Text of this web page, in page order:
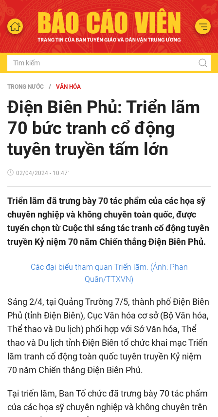
TRONG NƯỚC VĂN HÓA
Điện Biên Phủ: Triển lãm
70 bức tranh cổ động
tuyên truyền tấm lớn
02/04/2024 - 10:47'
Triển lãm đã trưng bày 70 tác phẩm của các họa sỹ
chuyên nghiệp và không chuyên toàn quốc, được
tuyển chọn từ Cuộc thi sáng tác tranh cổ động tuyên
truyền Kỷ niệm 70 năm Chiến thắng Điện Biên Phủ.
Các đại biểu tham quan Triển lãm. (Ảnh: Phan
Quân/TTXVN)
Sáng 2/4, tại Quảng Trường 7/5, thành phố Điện Biên
Phủ (tỉnh Điện Biên), Cục Văn hóa cơ sở (Bộ Văn hóa,
Thể thao và Du lịch) phối hợp với Sở Văn hóa, Thể
thao và Du lịch tỉnh Điện Biên tổ chức khai mạc Triển
lãm tranh cổ động toàn quốc tuyên truyền Kỷ niệm
70 năm Chiến thắng Điện Biên Phủ.
Tại triển lãm, Ban Tổ chức đã trưng bày 70 tác phẩm
của các họa sỹ chuyên nghiệp và không chuyên trên